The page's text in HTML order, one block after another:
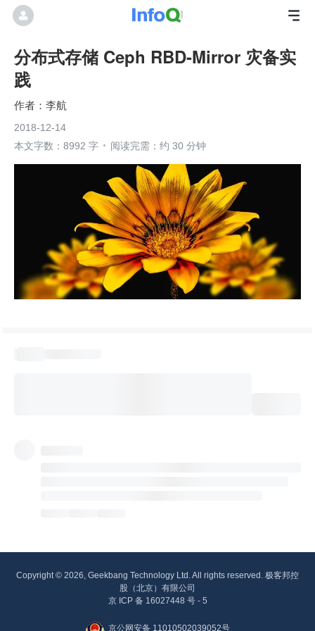
分布式存储 Ceph RBD-Mirror 灾备实
践
李航
2018-12-14
本文字数：8992 字
阅读完需：约 30 分钟
Copyright © 2026, Geekbang Technology Ltd. All rights reserved. 极客邦控
股（北京）有限公司
京 ICP 备 16027448 号 - 5
京公网安备 11010502039052号